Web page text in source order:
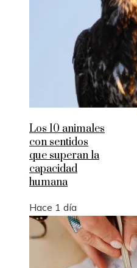
Los 10 animales
con sentidos
que superan la
capacidad
humana
Hace 1 día